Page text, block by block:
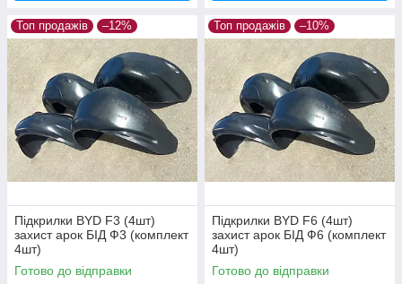
Топ продажів –12%
Підкрилки BYD F3 (4шт)
захист арок БІД Ф3 (комплект
4шт)
Готово до відправки
Топ продажів –10%
Підкрилки BYD F6 (4шт)
захист арок БІД Ф6 (комплект
4шт)
Готово до відправки